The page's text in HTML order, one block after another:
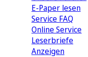
E-Paper lesen
Service FAQ
Online Service
Leserbriefe
Anzeigen